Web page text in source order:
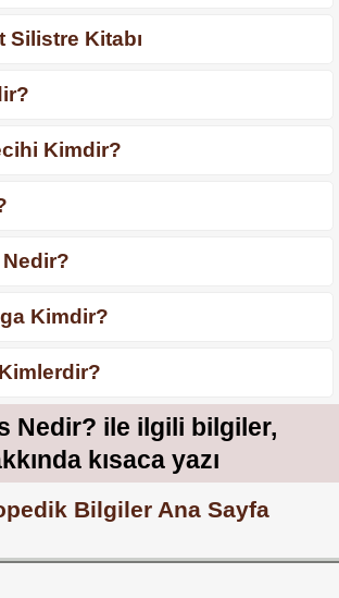
Silistre Kitabı
Kimdir?
Nedir?
Kimdir?
Nedir? ile ilgili bilgiler,
kısaca yazı
Bilgiler Ana Sayfa